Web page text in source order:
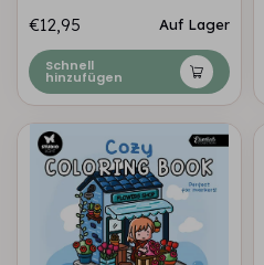
€12,95 Auf Lager
Schnell
hinzufügen